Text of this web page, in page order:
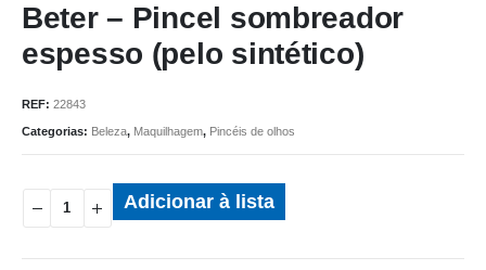
Beter – Pincel sombreador
espesso (pelo sintético)
REF: 22843
Categorias: Beleza, Maquilhagem, Pincéis de olhos
Adicionar à lista